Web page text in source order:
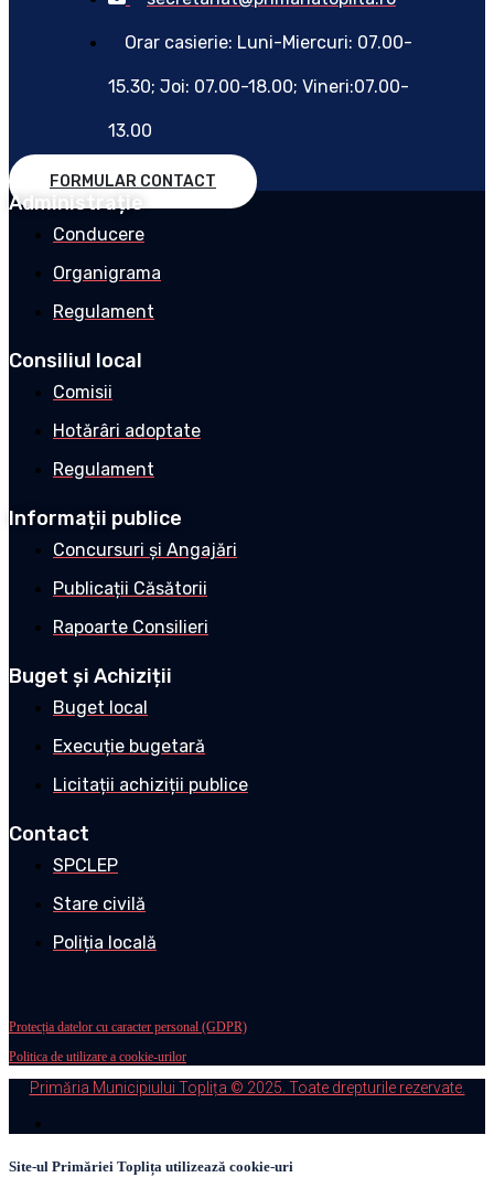
Orar casierie: Luni-Miercuri: 07.00-
15.30; Joi: 07.00-18.00; Vineri:07.00-
13.00
FORMULAR CONTACT
Administrație
Conducere
Organigrama
Regulament
Consiliul local
Comisii
Hotărâri adoptate
Regulament
Informații publice
Concursuri și Angajări
Publicații Căsătorii
Rapoarte Consilieri
Buget și Achiziții
Buget local
Execuție bugetară
Licitații achiziții publice
Contact
SPCLEP
Stare civilă
Poliția locală
Protecția datelor cu caracter personal (GDPR)
Politica de utilizare a cookie-urilor
Primăria Municipiului Toplița © 2025. Toate drepturile rezervate.
Site-ul Primăriei Toplița utilizează cookie-uri